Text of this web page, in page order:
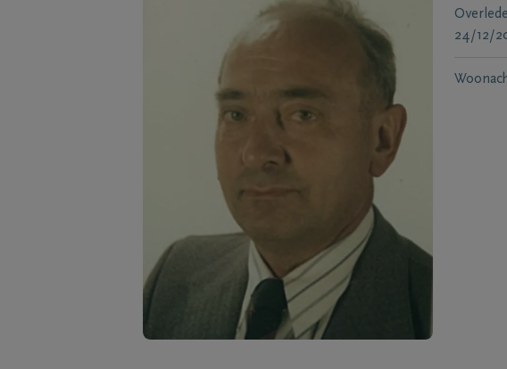
24/12/